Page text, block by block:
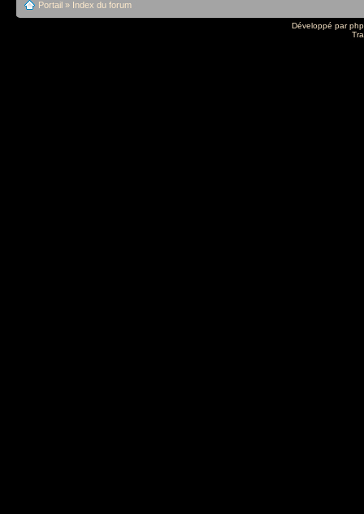
Portail » Index du forum
Développé par